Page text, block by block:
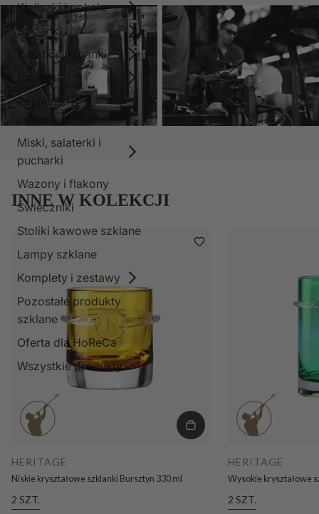
Kieliszki i pokale
Szklanki
Karafki i dzbanki
Patery
Pojemniki i
cukiernice
Miski, salaterki i
pucharki
Wazony i flakony
Świeczniki
Stoliki kawowe szklane
Lampy szklane
Komplety i zestawy
Pozostałe produkty
szklane
Oferta dla HoReCa
Wszystkie produkty
INNE W KOLEKCJI
HERITAGE
Niskie kryształowe szklanki Bursztyn 330 ml
2 SZT.
HERITAGE
Wysokie kryształowe
2 SZT.